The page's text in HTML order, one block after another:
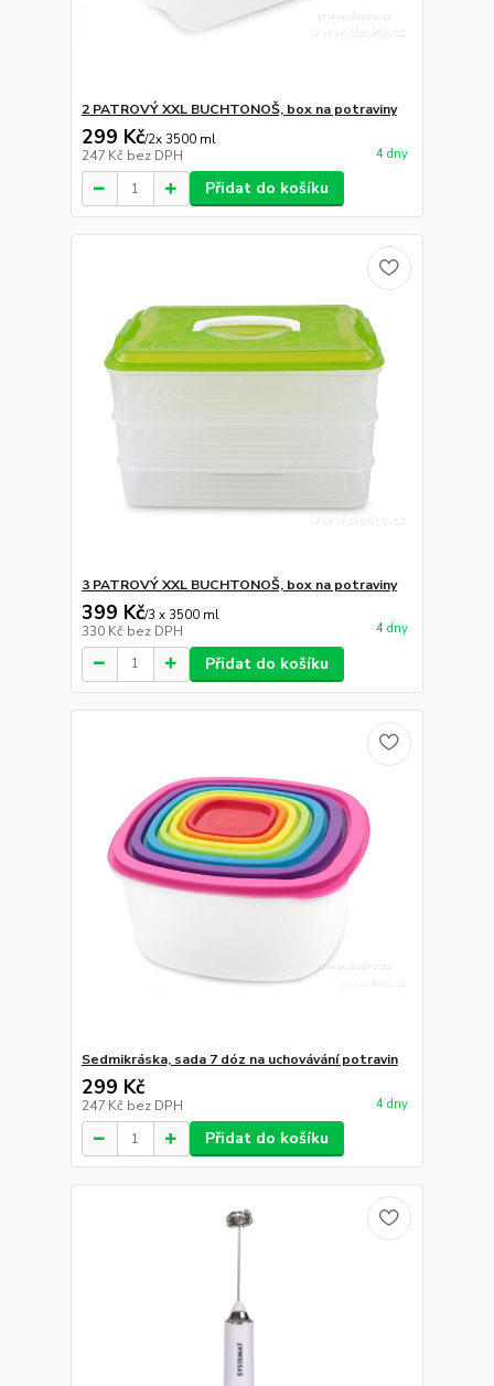
2 PATROVÝ XXL BUCHTONOŠ, box na potraviny
299 Kč/2x 3500 ml
247 Kč bez DPH 4 dny
Přidat do košíku
3 PATROVÝ XXL BUCHTONOŠ, box na potraviny
399 Kč/3 x 3500 ml
330 Kč bez DPH 4 dny
Přidat do košíku
Sedmikráska, sada 7 dóz na uchovávání potravin
299 Kč
247 Kč bez DPH 4 dny
Přidat do košíku